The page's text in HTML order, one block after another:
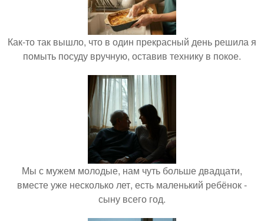
Как-то так вышло, что в один прекрасный день решила я
помыть посуду вручную, оставив технику в покое.
Мы с мужем молодые, нам чуть больше двадцати,
вместе уже несколько лет, есть маленький ребёнок -
сыну всего год.